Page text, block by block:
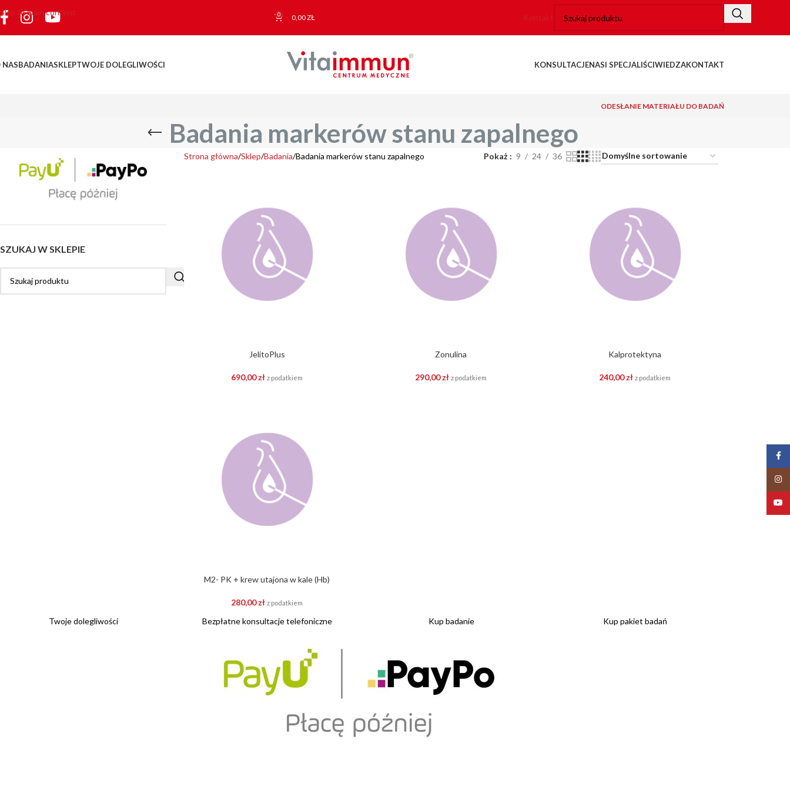
Skip to main content 0 0,00ZŁ Kontakt
NASBADANIASKLEPTWOJE DOLEGLIWOŚCI KONSULTACJENASI SPECJALIŚCIWIEDZAKONTAKT
ODESŁANIE MATERIAŁU DO BADAŃ
Badania markerów stanu zapalnego
SZUKAJ W SKLEPIE
Strona główna Sklep Badania Badania markerów stanu zapalnego Pokaż 9 24 36
JelitoPlus
690,00zł z podatkiem
Zonulina
290,00zł z podatkiem
Kalprotektyna
240,00zł z podatkiem
M2- PK + krew utajona w kale (Hb)
280,00zł z podatkiem
Twoje dolegliwości Bezpłatne konsultacje telefoniczne Kup badanie Kup pakiet badań